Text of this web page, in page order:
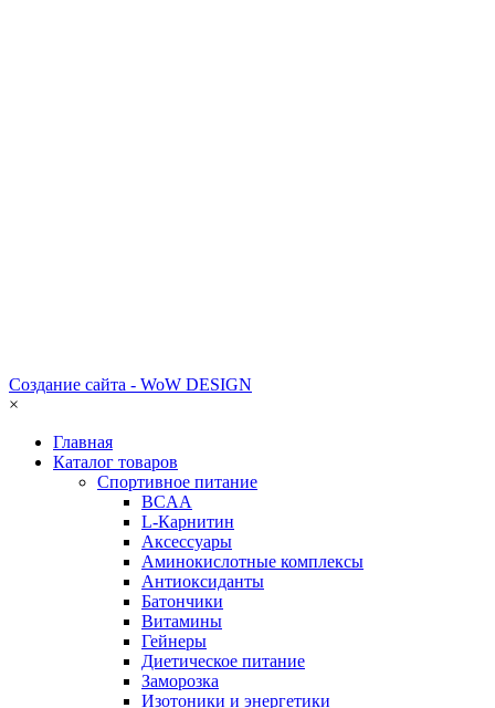
Создание сайта - WoW DESIGN
×
Главная
Каталог товаров
Спортивное питание
BCAA
L-Карнитин
Аксессуары
Аминокислотные комплексы
Антиоксиданты
Батончики
Витамины
Гейнеры
Диетическое питание
Заморозка
Изотоники и энергетики